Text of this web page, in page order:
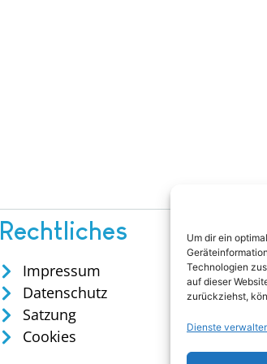
Um dir ein
Technologien
auf dieser
zurückziehst,
Dienste
Rechtliches
Impressum
Datenschutz
Satzung
Cookies